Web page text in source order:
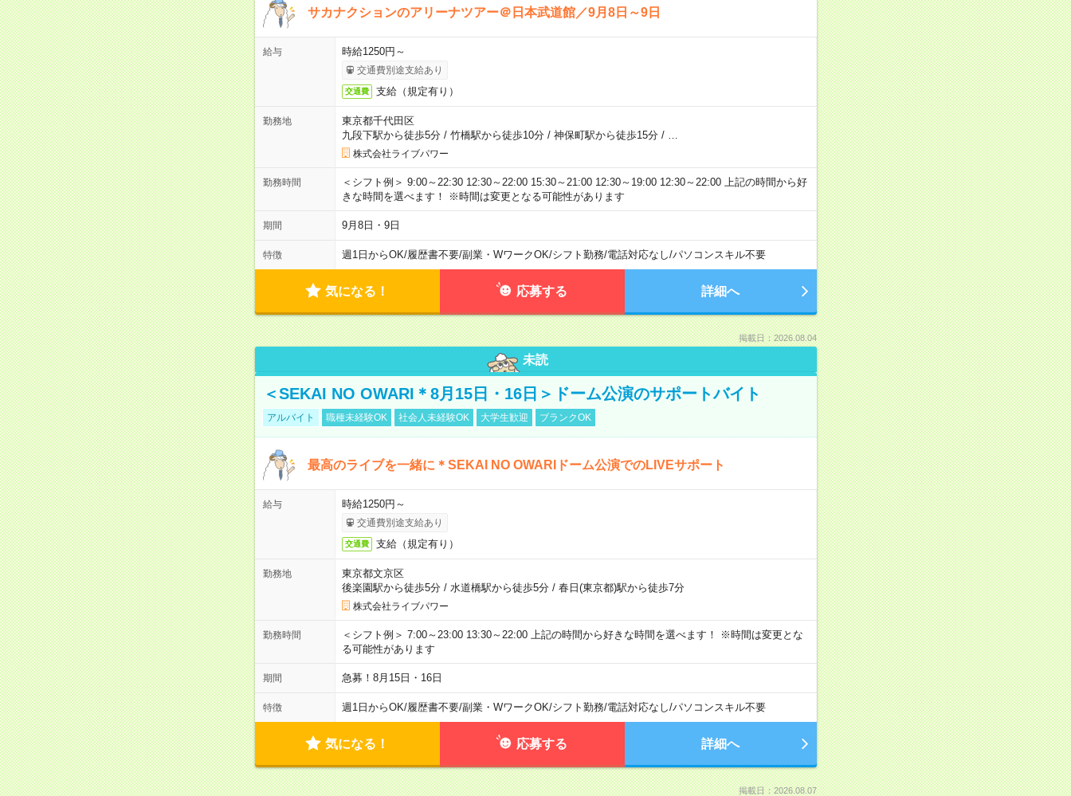
サカナクションのアリーナツアー＠日本武道館／9月8日～9日
給与 時給1250円～
交通費別途支給あり
交通費 支給（規定有り）
勤務地
東京都千代田区
九段下駅から徒歩5分/ 竹橋駅から徒歩10分/ 神保町駅から徒歩15分/
株式会社ライブパワー
勤務時間
＜シフト例＞ 9:00～22:30 12:30～22:00 15:30～21:00 12:30～19:00 12:30～22:00 上記の時間から好
きな時間を選べます！ ※時間は変更となる可能性があります
期間 9月8日・9日
特徴 週1日からOK/履歴書不要/副業・WワークOK/シフト勤務/電話対応なし/パソコンスキル不要
気になる！ 応募する 詳細へ
掲載日：2026.08.04
未読
＜SEKAI NO OWARI＊8月15日・16日＞ドーム公演のサポートバイト
アルバイト 職種未経験OK 社会人未経験OK 大学生歓迎 ブランクOK
最高のライブを一緒に＊SEKAI NO OWARIドーム公演でのLIVEサポート
給与 時給1250円～
交通費別途支給あり
交通費 支給（規定有り）
勤務地
東京都文京区
後楽園駅から徒歩5分/ 水道橋駅から徒歩5分/ 春日(東京都)駅から徒歩7分
株式会社ライブパワー
勤務時間
＜シフト例＞ 7:00～23:00 13:30～22:00 上記の時間から好きな時間を選べます！ ※時間は変更とな
る可能性があります
期間 急募！8月15日・16日
特徴 週1日からOK/履歴書不要/副業・WワークOK/シフト勤務/電話対応なし/パソコンスキル不要
気になる！ 応募する 詳細へ
掲載日：2026.08.07